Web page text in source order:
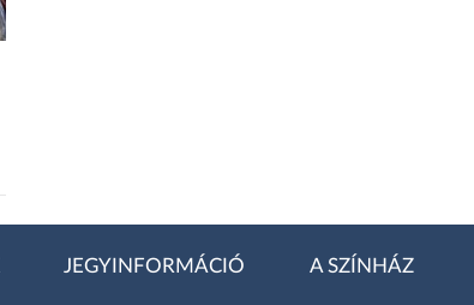
JEGYINFORMÁCIÓ A SZÍNHÁZ